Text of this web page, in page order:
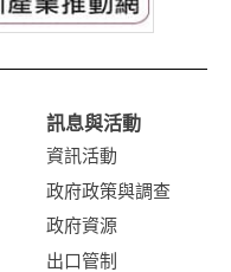
訊息與活動
資訊活動
政府政策與調查
政府資源
出口管制